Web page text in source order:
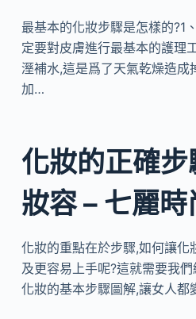
最基本的化妝步驟是怎樣的?1
定要對皮膚進行最基本的護理
溼補水,這是爲了天氣乾燥造成
加…
化妝的正確
妝容 – 七麗時
化妝的重點在於步驟,如何讓化
及更容易上手呢?這就需要我
化妝的基本步驟圖解,讓女人都